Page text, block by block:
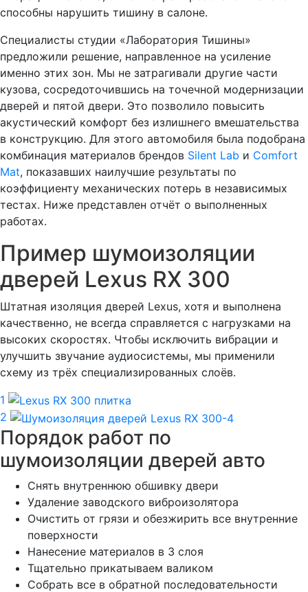
способны нарушить тишину в салоне.
Специалисты студии «Лаборатория Тишины»
предложили решение, направленное на усиление
именно этих зон. Мы не затрагивали другие части
кузова, сосредоточившись на точечной модернизации
дверей и пятой двери. Это позволило повысить
акустический комфорт без излишнего вмешательства
в конструкцию. Для этого автомобиля была подобрана
комбинация материалов брендов Silent Lab и Comfort
Mat, показавших наилучшие результаты по
коэффициенту механических потерь в независимых
тестах. Ниже представлен отчёт о выполненных
работах.
Пример шумоизоляции
дверей Lexus RX 300
Штатная изоляция дверей Lexus, хотя и выполнена
качественно, не всегда справляется с нагрузками на
высоких скоростях. Чтобы исключить вибрации и
улучшить звучание аудиосистемы, мы применили
схему из трёх специализированных слоёв.
1
2
Порядок работ по
шумоизоляции дверей авто
Снять внутреннюю обшивку двери
Удаление заводского виброизолятора
Очистить от грязи и обезжирить все внутренние
поверхности
Нанесение материалов в 3 слоя
Тщательно прикатываем валиком
Собрать все в обратной последовательности